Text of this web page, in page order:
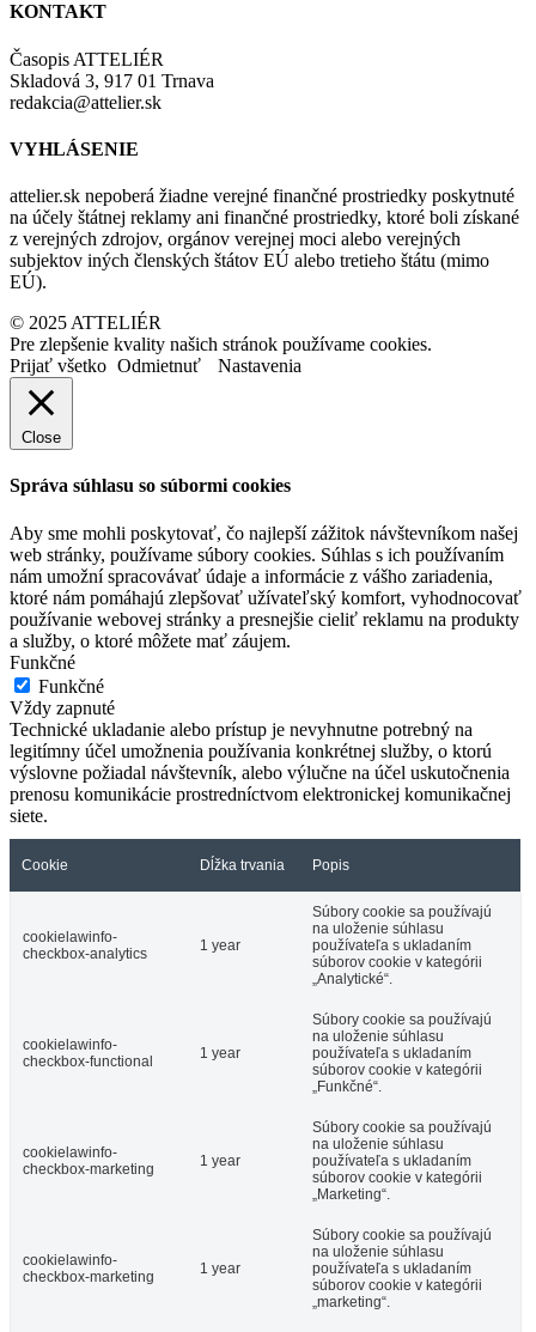
KONTAKT
Časopis ATTELIÉR
Skladová 3, 917 01 Trnava
redakcia@attelier.sk
VYHLÁSENIE
attelier.sk nepoberá žiadne verejné finančné prostriedky poskytnuté
na účely štátnej reklamy ani finančné prostriedky, ktoré boli získané
z verejných zdrojov, orgánov verejnej moci alebo verejných
subjektov iných členských štátov EÚ alebo tretieho štátu (mimo
EÚ).
© 2025 ATTELIÉR
Pre zlepšenie kvality našich stránok používame cookies.
Prijať všetko Odmietnuť Nastavenia
Close
Správa súhlasu so súbormi cookies
Aby sme mohli poskytovať, čo najlepší zážitok návštevníkom našej
web stránky, používame súbory cookies. Súhlas s ich používaním
nám umožní spracovávať údaje a informácie z vášho zariadenia,
ktoré nám pomáhajú zlepšovať užívateľský komfort, vyhodnocovať
používanie webovej stránky a presnejšie cieliť reklamu na produkty
a služby, o ktoré môžete mať záujem.
Funkčné
Funkčné
Vždy zapnuté
Technické ukladanie alebo prístup je nevyhnutne potrebný na
legitímny účel umožnenia používania konkrétnej služby, o ktorú
výslovne požiadal návštevník, alebo výlučne na účel uskutočnenia
prenosu komunikácie prostredníctvom elektronickej komunikačnej
siete.
Cookie Dĺžka trvania Popis
cookielawinfo-
checkbox-analytics
1 year
Súbory cookie sa používajú
na uloženie súhlasu
používateľa s ukladaním
súborov cookie v kategórii
„Analytické“.
cookielawinfo-
checkbox-functional
1 year
Súbory cookie sa používajú
na uloženie súhlasu
používateľa s ukladaním
súborov cookie v kategórii
„Funkčné“.
cookielawinfo-
checkbox-marketing
1 year
Súbory cookie sa používajú
na uloženie súhlasu
používateľa s ukladaním
súborov cookie v kategórii
„Marketing“.
cookielawinfo-
checkbox-marketing
1 year
Súbory cookie sa používajú
na uloženie súhlasu
používateľa s ukladaním
súborov cookie v kategórii
„marketing“.